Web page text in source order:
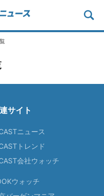
サイト
ニュース
トレンド
会社ウォッチ
ウォッチ